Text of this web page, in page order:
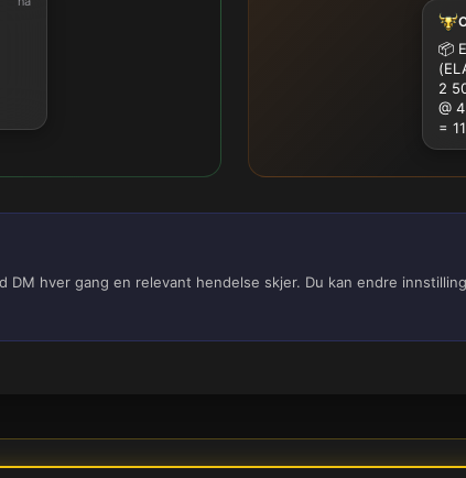
📦
2
@
=
DM hver gang en relevant hendelse skjer. Du kan endre